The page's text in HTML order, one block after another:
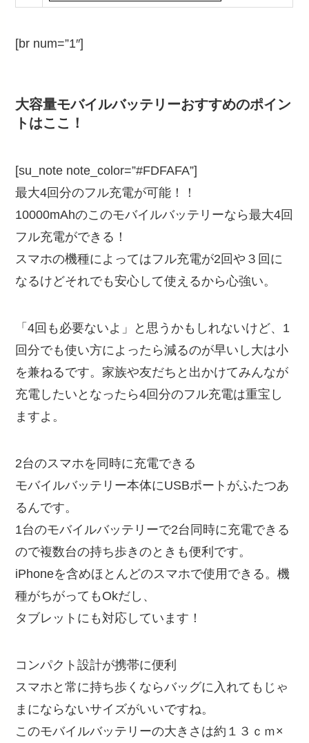
[br num=”1″]
大容量モバイルバッテリーおすすめのポイン
トはここ！
[su_note note_color=”#FDFAFA”]
最大4回分のフル充電が可能！！
10000mAhのこのモバイルバッテリーなら最大4回
フル充電ができる！
スマホの機種によってはフル充電が2回や３回に
なるけどそれでも安心して使えるから心強い。
「4回も必要ないよ」と思うかもしれないけど、1
回分でも使い方によったら減るのが早いし大は小
を兼ねるです。家族や友だちと出かけてみんなが
充電したいとなったら4回分のフル充電は重宝し
ますよ。
2台のスマホを同時に充電できる
モバイルバッテリー本体にUSBポートがふたつあ
るんです。
1台のモバイルバッテリーで2台同時に充電できる
ので複数台の持ち歩きのときも便利です。
iPhoneを含めほとんどのスマホで使用できる。機
種がちがってもOkだし、
タブレットにも対応しています！
コンパクト設計が携帯に便利
スマホと常に持ち歩くならバッグに入れてもじゃ
まにならないサイズがいいですね。
このモバイルバッテリーの大きさは約１３ｃｍ×